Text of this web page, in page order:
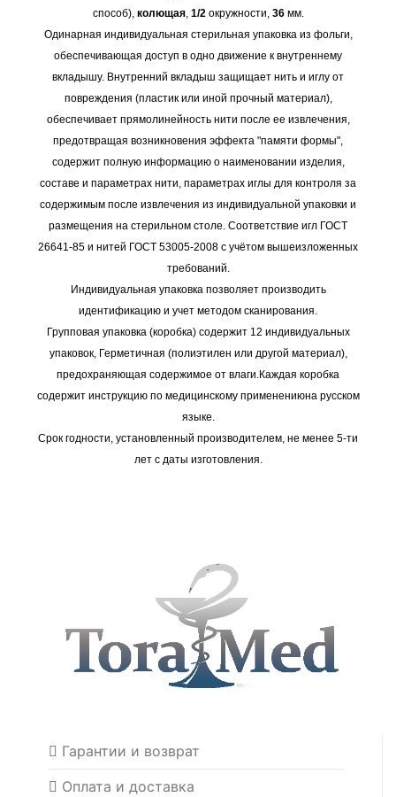
способ), колющая, 1/2окружности, 36мм.
Одинарная индивидуальная стерильная упаковка из фольги,
обеспечивающая доступ в одно движение к внутреннему
вкладышу. Внутренний вкладыш защищает нить и иглу от
повреждения (пластик или иной прочный материал),
обеспечивает прямолинейность нити после ее извлечения,
предотвращая возникновения эффекта "памяти формы",
содержит полную информацию о наименовании изделия,
составе и параметрах нити, параметрах иглы для контроля за
содержимым после извлечения из индивидуальной упаковки и
размещения на стерильном столе. Соответствие игл ГОСТ
26641-85 и нитей ГОСТ 53005-2008 с учётом вышеизложенных
требований.
Индивидуальная упаковка позволяет производить
идентификацию и учет методом сканирования.
Групповая упаковка (коробка) содержит 12 индивидуальных
упаковок, Герметичная (полиэтилен или другой материал),
предохраняющая содержимое от влаги.Каждая коробка
содержит инструкцию по медицинскому применениюна русском
языке.
Срок годности, установленный производителем, не менее 5-ти
лет с даты изготовления.
Гарантии и возврат
Оплата и доставка